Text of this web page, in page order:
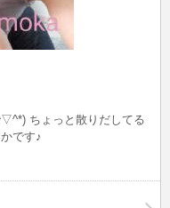
ちょっと散りだしてる
です♪